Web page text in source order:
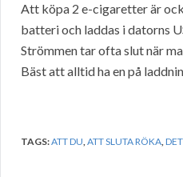
Att köpa 2 e-cigaretter är
batteri och laddas i datorns
Strömmen tar ofta slut när
Bäst att alltid ha en på
TAGS:ATT DU,ATT SLUTA RÖKA,